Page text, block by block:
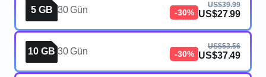
5 GB 30 Gün -30%
US$39.99
US$27.99
10 GB 30 Gün -30%
US$53.56
US$37.49